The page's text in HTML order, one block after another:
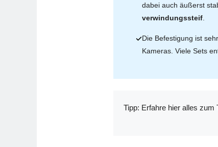
dabei auch äußerst
verwindungssteif
Die Befestigung ist
Kameras. Viele Sets
Tipp: Erfahre hier alles zum